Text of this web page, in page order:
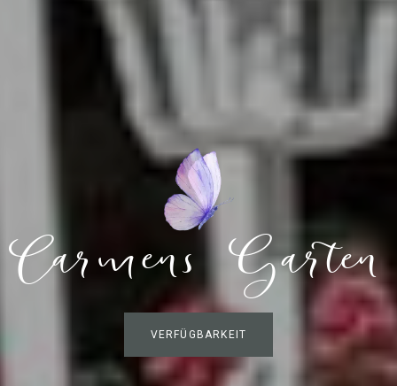
Carmens Garten
VERFÜGBARKEIT